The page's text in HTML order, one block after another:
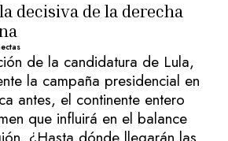
decisiva de la derecha
de la candidatura de Lula,
la campaña presidencial en
antes, el continente entero
que influirá en el balance